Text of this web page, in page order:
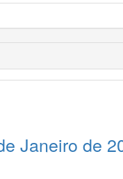
Janeiro de